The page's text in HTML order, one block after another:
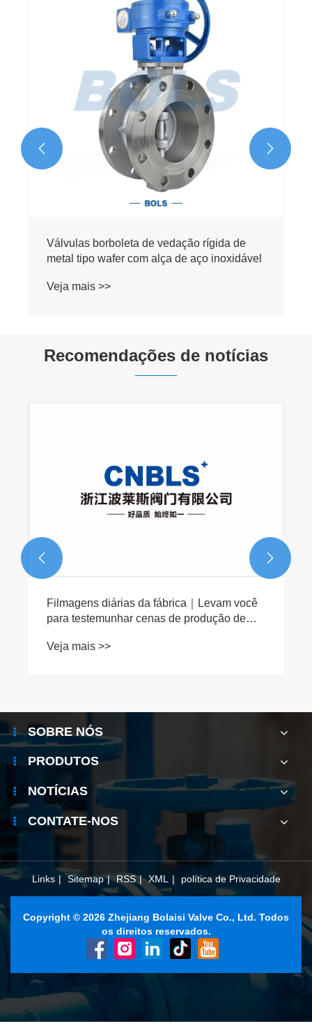
Válvulas borboleta de rede de tubos de aço
 
Recomendações de notícias
inoxidável e por que são essenciais em
sistemas industriais modernos?
Veja mais >>
 
SOBRE NÓS
PRODUTOS
NOTÍCIAS
CONTATE-NOS
Links | Sitemap | RSS | XML | política de Privacidade
Copyright © 2026 Zhejiang Bolaisi Valve Co., Ltd. Todos
os direitos reservados.